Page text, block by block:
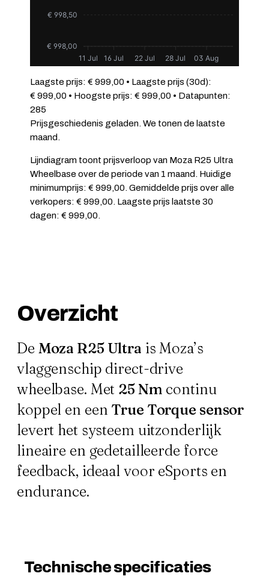
€ 998,50
€ 998,00
11 Jul
16 Jul 22 Jul 28 Jul 03 Aug
Laagste prijs: € 999,00 • Laagste prijs (30d):
€ 999,00 • Hoogste prijs: € 999,00 • Datapunten:
285
Prijsgeschiedenis geladen. We tonen de laatste
maand.
Lijndiagram toont prijsverloop van Moza R25 Ultra
Wheelbase over de periode van 1 maand. Huidige
minimumprijs: € 999,00. Gemiddelde prijs over alle
verkopers: € 999,00. Laagste prijs laatste 30
dagen: € 999,00.
Overzicht
De Moza R25 Ultra is Moza’s
vlaggenschip direct-drive
wheelbase. Met 25 Nm continu
koppel en een True Torque sensor
levert het systeem uitzonderlijk
lineaire en gedetailleerde force
feedback, ideaal voor eSports en
endurance.
Technische specificaties